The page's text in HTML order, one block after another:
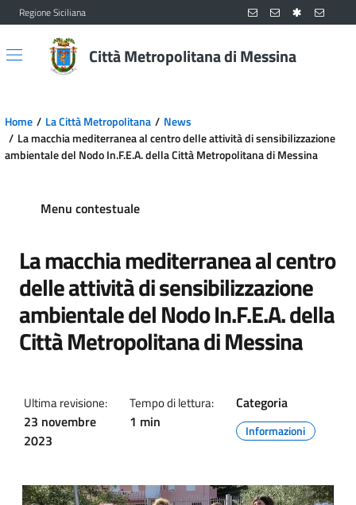
Vai al contenuto principale
Vai al menu principale
Regione Siciliana
Città Metropolitana di Messina
Home La Città Metropolitana
News
La macchia mediterranea al centro delle attività di sensibilizzazione
ambientale del Nodo In.F.E.A. della Città Metropolitana di Messina
Menu contestuale
La macchia mediterranea al centro
delle attività di sensibilizzazione
ambientale del Nodo In.F.E.A. della
Città Metropolitana di Messina
Ultima revisione:
23 novembre
2023
Tempo di lettura:
1 min
Categoria
Informazioni